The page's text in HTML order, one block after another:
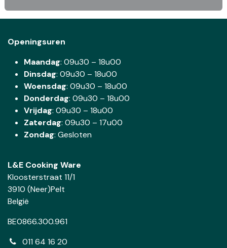
Openingsuren
Maandag: 09u30 – 18u00
Dinsdag: 09u30 – 18u00
Woensdag: 09u30 – 18u00
Donderdag: 09u30 – 18u00
Vrijdag: 09u30 – 18u00
Zaterdag: 09u30 – 17u00
Zondag: Gesloten
L&E Cooking Ware
Kloosterstraat 11/1
3910 (Neer)Pelt
België
BE0866.300.961
011 64 16 20